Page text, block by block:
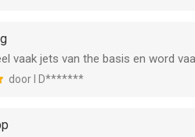
600
GT
vaak jets van the basis en word
door I D*******